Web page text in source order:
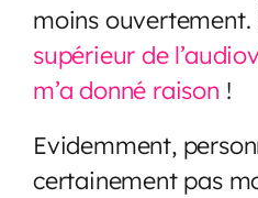
moins ouvertement.
supérieur de
m’a donné raison !
Evidemment,
certainement pas